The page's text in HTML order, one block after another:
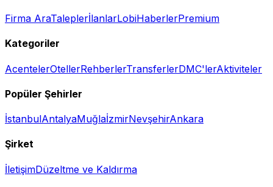
Firma AraTaleplerİlanlarLobiHaberlerPremium
Kategoriler
AcentelerOtellerRehberlerTransferlerDMC'lerAktiviteler
Popüler Şehirler
İstanbulAntalyaMuğlaİzmirNevşehirAnkara
Şirket
İletişimDüzeltme ve Kaldırma